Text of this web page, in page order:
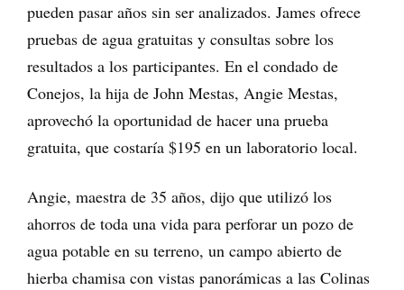
pueden pasar años sin ser analizados. James ofrece
pruebas de agua gratuitas y consultas sobre los
resultados a los participantes. En el condado de
Conejos, la hija de John Mestas, Angie Mestas,
aprovechó la oportunidad de hacer una prueba
gratuita, que costaría $195 en un laboratorio local.
Angie, maestra de 35 años, dijo que utilizó los
ahorros de toda una vida para perforar un pozo de
agua potable en su terreno, un campo abierto de
hierba chamisa con vistas panorámicas a las Colinas